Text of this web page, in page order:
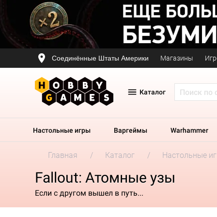
Соединённые Штаты Америки Магазины
Каталог
Настольные игры Варгеймы Warhammer
Главная Каталог Настольные
Fallout: Атомные узы
Если с другом вышел в путь...